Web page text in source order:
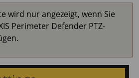
wird nur angezeigt, wenn Sie
Perimeter Defender PTZ-